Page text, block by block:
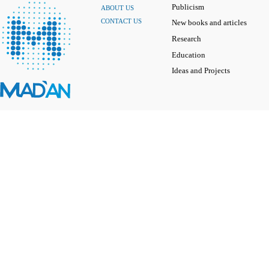
ABOUT US
CONTACT US
Publicism
New books and articles
Research
Education
Ideas and Projects